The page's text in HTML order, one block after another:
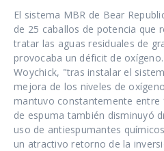
El sistema MBR de Bear
de 25 caballos de potencia que
tratar las aguas residuales de
provocaba un déficit de
Woychick, "tras instalar el
mejora de los niveles de
mantuvo constantemente entre
de espuma también disminuyó
uso de antiespumantes
un atractivo retorno de la